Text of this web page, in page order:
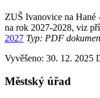
ZUŠ Ivanovice na Hané
na rok 2027-2028, viz
2027 Typ: PDF
Vyvěšeno: 30. 12. 2025
Městský úřad